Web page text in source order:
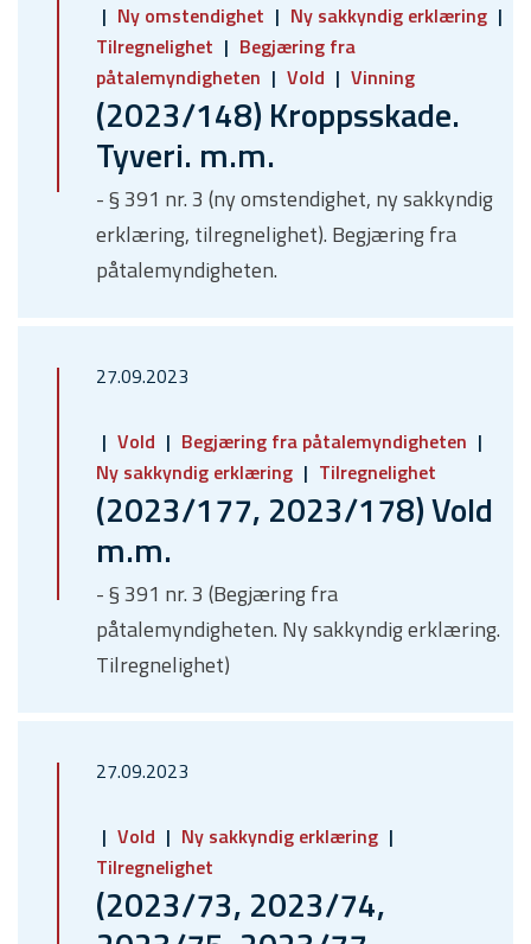
Ny omstendighet
Ny sakkyndig erklæring
Tilregnelighet
Begjæring fra
påtalemyndigheten
Vold Vinning
(2023/148) Kroppsskade.
Tyveri. m.m.
- § 391 nr. 3 (ny omstendighet, ny sakkyndig
erklæring, tilregnelighet). Begjæring fra
påtalemyndigheten.
27.09.2023
Vold
Begjæring fra påtalemyndigheten
Ny sakkyndig erklæring
Tilregnelighet
(2023/177, 2023/178) Vold
m.m.
- § 391 nr. 3 (Begjæring fra
påtalemyndigheten. Ny sakkyndig erklæring.
Tilregnelighet)
27.09.2023
Vold
Ny sakkyndig erklæring
Tilregnelighet
(2023/73, 2023/74,